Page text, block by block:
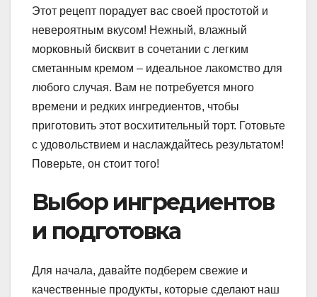
Этот рецепт порадует вас своей простотой и
невероятным вкусом! Нежный, влажный
морковный бисквит в сочетании с легким
сметанным кремом – идеальное лакомство для
любого случая. Вам не потребуется много
времени и редких ингредиентов, чтобы
приготовить этот восхитительный торт. Готовьте
с удовольствием и наслаждайтесь результатом!
Поверьте, он стоит того!
Выбор ингредиентов
и подготовка
Для начала, давайте подберем свежие и
качественные продукты, которые сделают наш